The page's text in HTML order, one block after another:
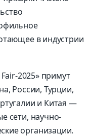
в индустрии
2025» примут
России, Турции,
и Китая —
сети, научно-
организации.